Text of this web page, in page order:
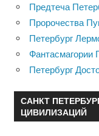
Предтеча
Пророчества
Петербург
Фантасмагории
Петербург
САНКТ
ЦИВИЛИЗАЦИЙ